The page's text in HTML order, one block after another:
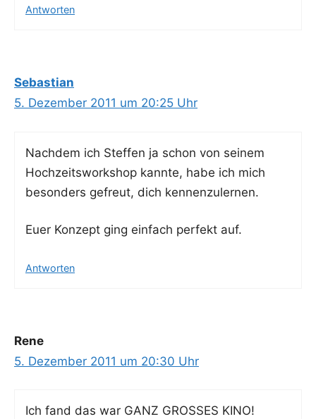
Antworten
Sebastian
5. Dezember 2011 um 20:25 Uhr
Nach­dem ich Stef­fen ja schon von sei­nem
Hoch­zeits­work­shop kann­te, habe ich mich
beson­ders gefreut, dich kennenzulernen.
Euer Kon­zept ging ein­fach per­fekt auf.
Antworten
Rene
5. Dezember 2011 um 20:30 Uhr
Ich fand das war GANZ GROSSES KINO!